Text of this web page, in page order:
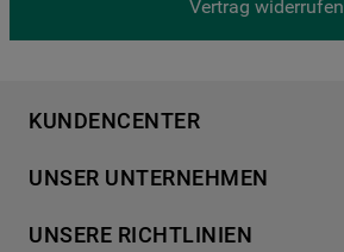
Vertrag widerrufen
KUNDENCENTER
Händlersuche
Häufige Fragen
UNSER UNTERNEHMEN
Für Händler
UNSERE RICHTLINIEN